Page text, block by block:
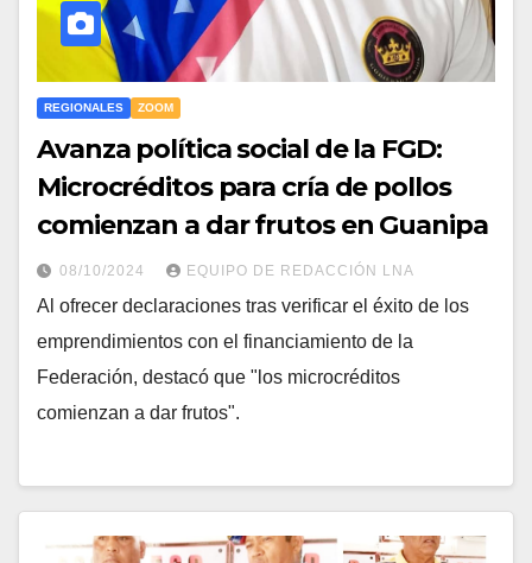
REGIONALES ZOOM
Avanza política social de la FGD:
Microcréditos para cría de pollos
comienzan a dar frutos en Guanipa
08/10/2024 EQUIPO DE REDACCIÓN LNA
Al ofrecer declaraciones tras verificar el éxito de los
emprendimientos con el financiamiento de la
Federación, destacó que "los microcréditos
comienzan a dar frutos".